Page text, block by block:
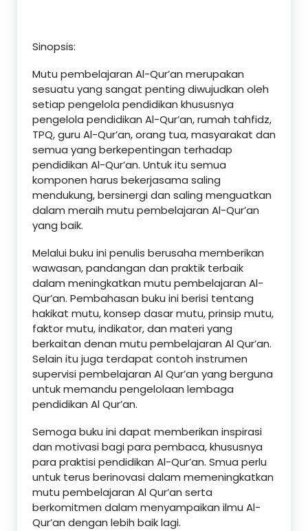
Sinopsis:
Mutu pembelajaran Al-Qur’an merupakan
sesuatu yang sangat penting diwujudkan oleh
setiap pengelola pendidikan khususnya
pengelola pendidikan Al-Qur’an, rumah tahfidz,
TPQ, guru Al-Qur’an, orang tua, masyarakat dan
semua yang berkepentingan terhadap
pendidikan Al-Qur’an. Untuk itu semua
komponen harus bekerjasama saling
mendukung, bersinergi dan saling menguatkan
dalam meraih mutu pembelajaran Al-Qur’an
yang baik.
Melalui buku ini penulis berusaha memberikan
wawasan, pandangan dan praktik terbaik
dalam meningkatkan mutu pembelajaran Al-
Qur’an. Pembahasan buku ini berisi tentang
hakikat mutu, konsep dasar mutu, prinsip mutu,
faktor mutu, indikator, dan materi yang
berkaitan denan mutu pembelajaran Al Qur’an.
Selain itu juga terdapat contoh instrumen
supervisi pembelajaran Al Qur’an yang berguna
untuk memandu pengelolaan lembaga
pendidikan Al Qur’an.
Semoga buku ini dapat memberikan inspirasi
dan motivasi bagi para pembaca, khususnya
para praktisi pendidikan Al-Qur’an. Smua perlu
untuk terus berinovasi dalam memeningkatkan
mutu pembelajaran Al Qur’an serta
berkomitmen dalam menyampaikan ilmu Al-
Qur’an dengan lebih baik lagi.